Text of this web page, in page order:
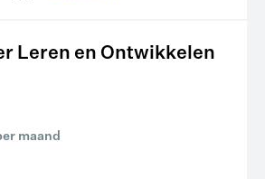
Leren en Ontwikkelen
maand